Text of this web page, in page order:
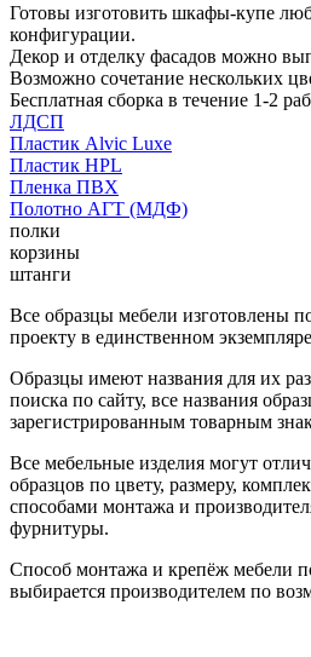
Готовы изготовить шкафы-купе
конфигурации.
Декор и отделку фасадов можно
Возможно сочетание нескольких
Бесплатная сборка в течение 1-2
ЛДСП
Пластик Alvic Luxe
Пластик HPL
Пленка ПВХ
Полотно АГТ (МДФ)
полки
корзины
штанги
Все образцы мебели изготовлены
проекту в единственном
Образцы имеют названия для их
поиска по сайту, все названия
зарегистрированным товарным
Все мебельные изделия могут
образцов по цвету, размеру,
способами монтажа и
фурнитуры.
Способ монтажа и крепёж мебели
выбирается производителем по